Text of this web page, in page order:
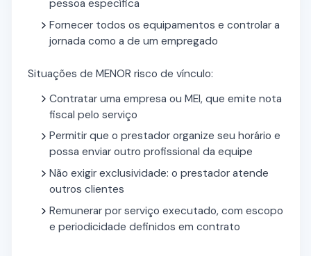
pessoa específica
Fornecer todos os equipamentos e controlar a
jornada como a de um empregado
Situações de MENOR risco de vínculo:
Contratar uma empresa ou MEI, que emite nota
fiscal pelo serviço
Permitir que o prestador organize seu horário e
possa enviar outro profissional da equipe
Não exigir exclusividade: o prestador atende
outros clientes
Remunerar por serviço executado, com escopo
e periodicidade definidos em contrato